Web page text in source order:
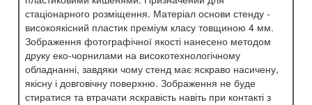
стаціонарного розміщення. Матеріал основи стенду -
високоякісний пластик преміум класу товщиною 4 мм.
Зображення фотографічної якості нанесено методом
друку еко-чорнилами на високотехнологічному
обладнанні, завдяки чому стенд має яскраво насичену,
якісну і довговічну поверхню. Зображення не буде
стиратися та втрачати яскравість навіть при контакті з